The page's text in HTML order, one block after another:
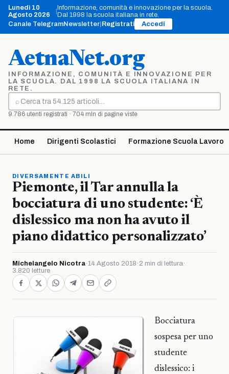
Vai
contenuto
Lunedì 10
Agosto 2026
Informazione, comunità e innovazione per la scuola.
Dal 1998 la scuola italiana in rete.
Canale TelegramNewsletter Registrati Accedi
AetnaNet.org
INFORMAZIONE, COMUNITÀ E INNOVAZIONE PER
LA SCUOLA. DAL 1998 LA SCUOLA ITALIANA IN
RETE.
⌕
Cerca
9.786 utenti registrati · 704 mln di pagine viste
Home Dirigenti Scolastici Formazione Scuola Lavoro
DIVERSAMENTE ABILI
Piemonte, il Tar annulla la
bocciatura di uno studente: ‘È
dislessico ma non ha avuto il
piano didattico personalizzato’
Michelangelo Nicotra·14 Agosto 2018 · 2 min di lettura·
3.820 letture
Bocciatura
sospesa per uno
studente
dislessico: i